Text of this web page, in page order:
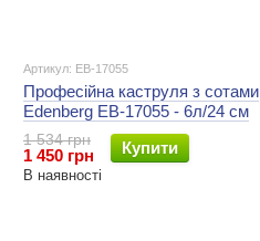
Артикул: EB-17055
Професійна каструля з сотами
Edenberg EB-17055 - 6л/24 см
1 534 грн
1 450 грн Купити
В наявності